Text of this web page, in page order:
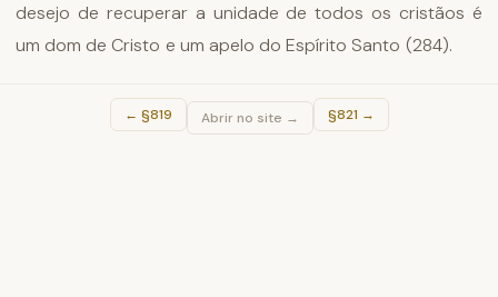
desejo de recuperar a unidade de todos os cristãos é
um dom de Cristo e um apelo do Espírito Santo (284).
← §819 Abrir no site → §821 →